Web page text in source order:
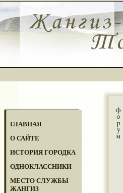
ГЛАВНАЯ
О САЙТЕ
ИСТОРИЯ ГОРОДКА
ОДНОКЛАССНИКИ
МЕСТО СЛУЖБЫ
ЖАНГИЗ